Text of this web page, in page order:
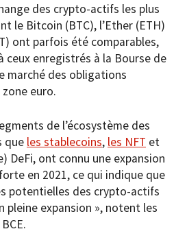
des crypto-actifs les plus
le Bitcoin (BTC), l’Ether (ETH)
ont parfois été comparables,
ceux enregistrés à la Bourse de
marché des obligations
euro.
de l’écosystème des
que les stablecoins, les NFT et
DeFi, ont connu une expansion
en 2021, ce qui indique que
potentielles des crypto-actifs
pleine expansion », notent les